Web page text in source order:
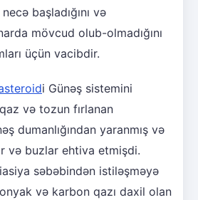
başladığını və
mövcud olub-olmadığını
üçün vacibdir.
i Günəş sistemini
və tozun fırlanan
dumanlığından yaranmış və
və buzlar ehtiva etmişdi.
səbəbindən istiləşməyə
və karbon qazı daxil olan